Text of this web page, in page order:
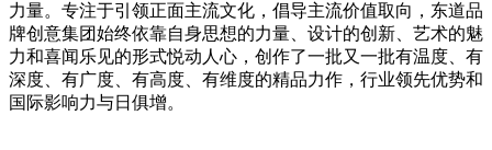
力量。专注于引领正面主流文化，倡导主流价值取向，东道品
牌创意集团始终依靠自身思想的力量、设计的创新、艺术的魅
力和喜闻乐见的形式悦动人心，创作了一批又一批有温度、有
深度、有广度、有高度、有维度的精品力作，行业领先优势和
国际影响力与日俱增。